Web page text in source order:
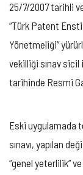
25/7/2007 tarihli ve
“Türk Patent
Yönetmeliği”
vekilliği sınav
tarihinde Resmi
Eski uygulamada
sınavı, yapılan
“genel yeterlilik”